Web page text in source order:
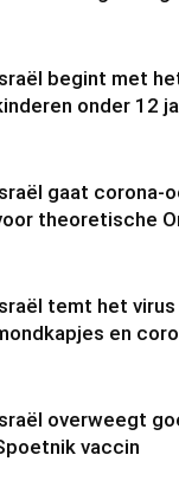
begint met
onder 12
gaat corona-
theoretische
temt het
en
overweegt
vaccin